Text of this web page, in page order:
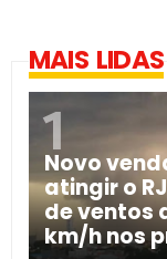
MAIS LIDAS
Novo
atingir o
de ventos
km/h nos